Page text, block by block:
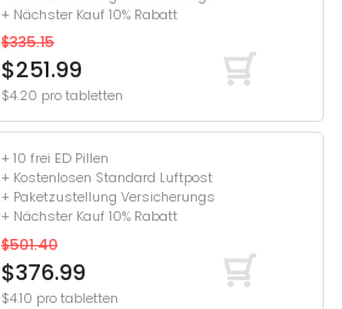
+ Nächster Kauf 10% Rabatt
$335.15
$251.99
$4.20 pro tabletten
+ 10 frei ED Pillen
+ Kostenlosen Standard Luftpost
+ Paketzustellung Versicherungs
+ Nächster Kauf 10% Rabatt
$501.40
$376.99
$4.10 pro tabletten